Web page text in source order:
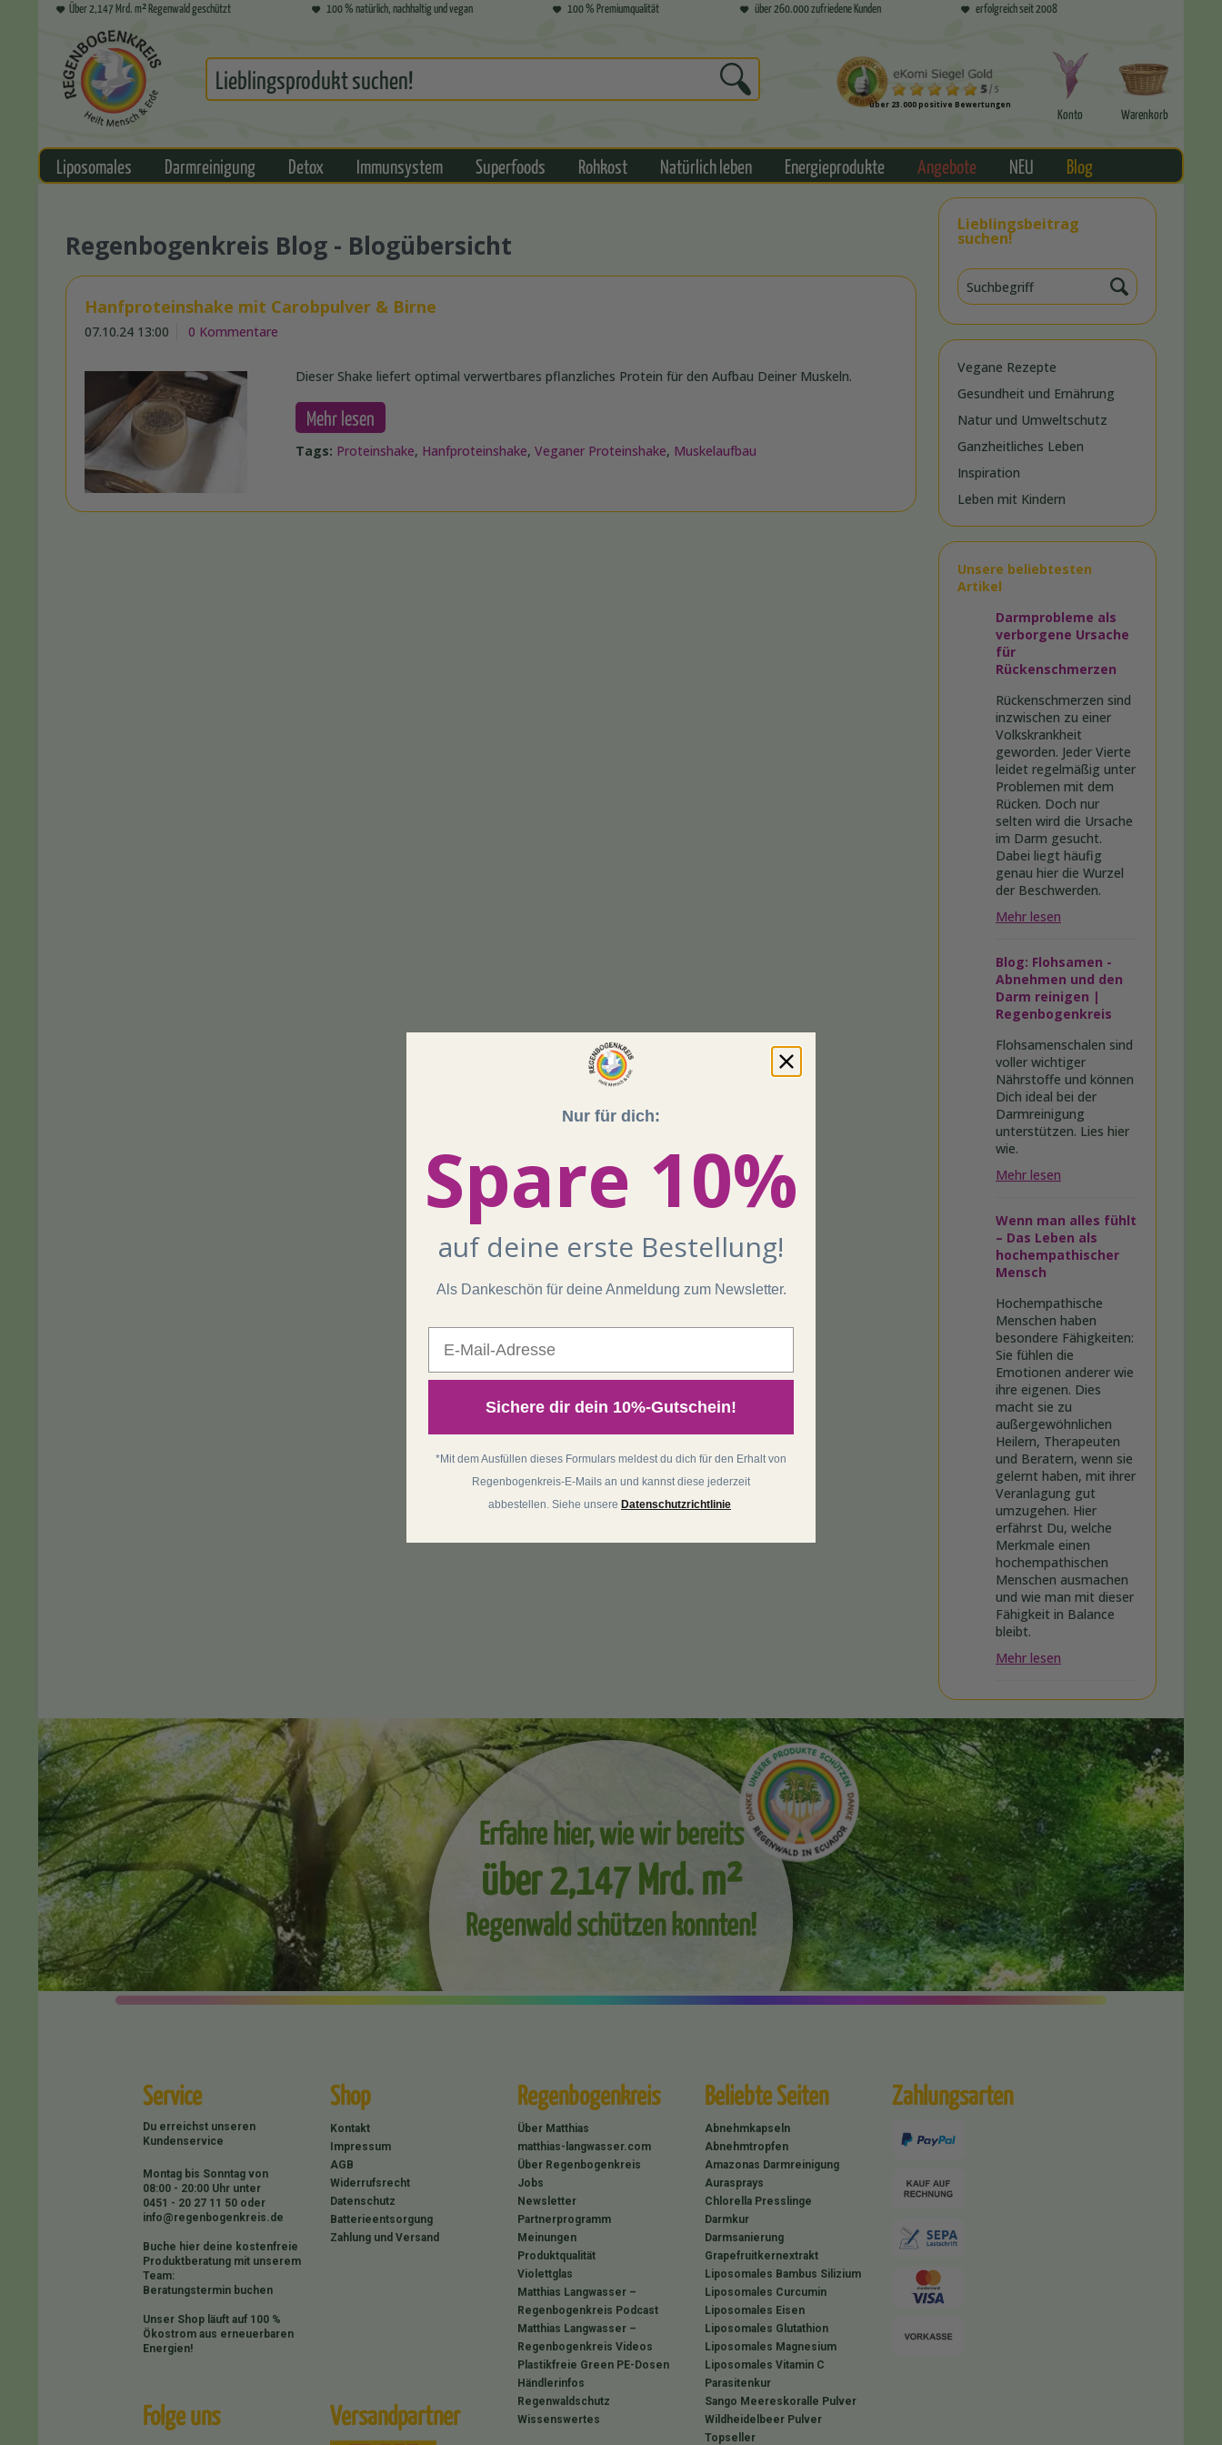
Über 2,147 Mrd. m² Regenwald geschützt 100 % natürlich, nachhaltig und vegan 100 % Premiumqualität über 260.000 zufriedene Kunden erfolgreich seit 2008
über 23.000 positive Bewertungen
Konto Warenkorb
Liposomales Darmreinigung Detox Immunsystem Superfoods Rohkost Natürlich leben Energieprodukte Angebote NEU Blog
Lieblingsbeitrag
suchen!
Vegane Rezepte
Gesundheit und Ernährung
Natur und Umweltschutz
Ganzheitliches Leben
Inspiration
Leben mit Kindern
Unsere beliebtesten
Artikel
Darmprobleme als
verborgene Ursache
für
Rückenschmerzen
Rückenschmerzen sind
inzwischen zu einer
Volkskrankheit
geworden. Jeder Vierte
leidet regelmäßig unter
Problemen mit dem
Rücken. Doch nur
selten wird die Ursache
im Darm gesucht.
Dabei liegt häufig
genau hier die Wurzel
der Beschwerden.
Mehr lesen
Blog: Flohsamen -
Abnehmen und den
Darm reinigen |
Regenbogenkreis
Flohsamenschalen sind
voller wichtiger
Nährstoffe und können
Dich ideal bei der
Darmreinigung
unterstützen. Lies hier
wie.
Mehr lesen
Wenn man alles fühlt
– Das Leben als
hochempathischer
Mensch
Hochempathische
Menschen haben
besondere Fähigkeiten:
Sie fühlen die
Emotionen anderer wie
ihre eigenen. Dies
macht sie zu
außergewöhnlichen
Heilern, Therapeuten
und Beratern, wenn sie
gelernt haben, mit ihrer
Veranlagung gut
umzugehen. Hier
erfährst Du, welche
Merkmale einen
hochempathischen
Menschen ausmachen
und wie man mit dieser
Fähigkeit in Balance
bleibt.
Mehr lesen
Regenbogenkreis Blog - Blogübersicht
Hanfproteinshake mit Carobpulver & Birne
07.10.24 13:00 0 Kommentare
Dieser Shake liefert optimal verwertbares pflanzliches Protein für den Aufbau Deiner Muskeln.
Mehr lesen
Tags: Proteinshake, Hanfproteinshake,Veganer Proteinshake, Muskelaufbau
Erfahre hier, wie wir bereits
über 2,147 Mrd. m²
Regenwald schützen konnten!
Service
Du erreichst unseren
Kundenservice
Montag bis Sonntag von
08:00 - 20:00 Uhr unter
0451 - 20 27 11 50 oder
info@regenbogenkreis.de
Buche hier deine kostenfreie
Produktberatung mit unserem
Team:
Beratungstermin buchen
Unser Shop läuft auf 100 %
Ökostrom aus erneuerbaren
Energien!
Shop
Kontakt
Impressum
AGB
Widerrufsrecht
Datenschutz
Batterieentsorgung
Zahlung und Versand
Regenbogenkreis
Über Matthias
matthias-langwasser.com
Über Regenbogenkreis
Jobs
Newsletter
Partnerprogramm
Meinungen
Produktqualität
Violettglas
Matthias Langwasser –
Regenbogenkreis Podcast
Matthias Langwasser –
Regenbogenkreis Videos
Plastikfreie Green PE-Dosen
Händlerinfos
Regenwaldschutz
Wissenswertes
Beliebte Seiten
Abnehmkapseln
Abnehmtropfen
Amazonas Darmreinigung
Aurasprays
Chlorella Presslinge
Darmkur
Darmsanierung
Grapefruitkernextrakt
Liposomales Bambus Silizium
Liposomales Curcumin
Liposomales Eisen
Liposomales Glutathion
Liposomales Magnesium
Liposomales Vitamin C
Parasitenkur
Sango Meereskoralle Pulver
Wildheidelbeer Pulver
Topseller
Zahlungsarten
Folge uns Versandpartner
Nur für dich:
Spare 10%
auf deine erste Bestellung!
Als Dankeschön für deine Anmeldung zum Newsletter.
Sichere dir dein 10%-Gutschein!
*Mit dem Ausfüllen dieses Formulars meldest du dich für den Erhalt von
Regenbogenkreis-E-Mails an und kannst diese jederzeit
abbestellen. Siehe unsere Datenschutzrichtlinie